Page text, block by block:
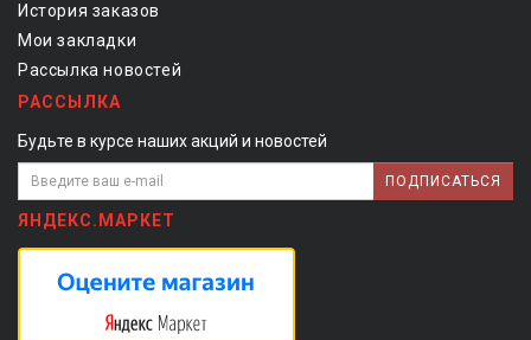
История заказов
Мои закладки
Рассылка новостей
РАССЫЛКА
Будьте в курсе наших акций и новостей
ПОДПИСАТЬСЯ
ЯНДЕКС.МАРКЕТ